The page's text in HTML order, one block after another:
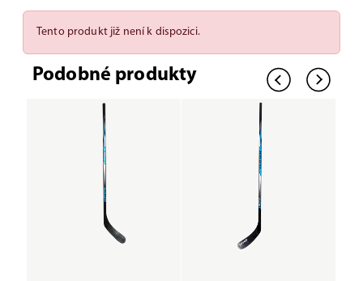
Tento produkt již není k dispozici.
Podobné produkty